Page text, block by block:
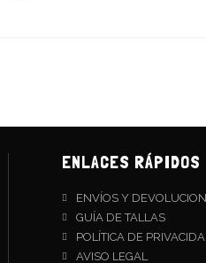
ENLACES RÁPIDOS
ENVÍOS Y
GUÍA DE TALLAS
POLÍTICA DE
AVISO LEGAL